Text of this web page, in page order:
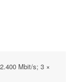
Mbit/s; 3 ×